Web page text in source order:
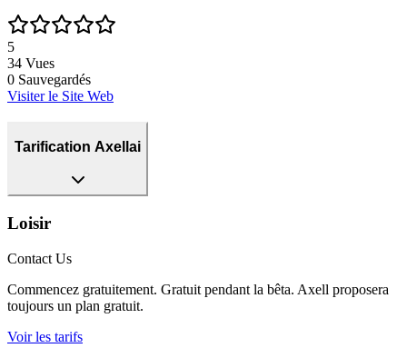
5
34 Vues
0 Sauvegardés
Visiter le Site Web
Tarification Axellai
Loisir
Contact Us
Commencez gratuitement. Gratuit pendant la bêta. Axell proposera
toujours un plan gratuit.
Voir les tarifs